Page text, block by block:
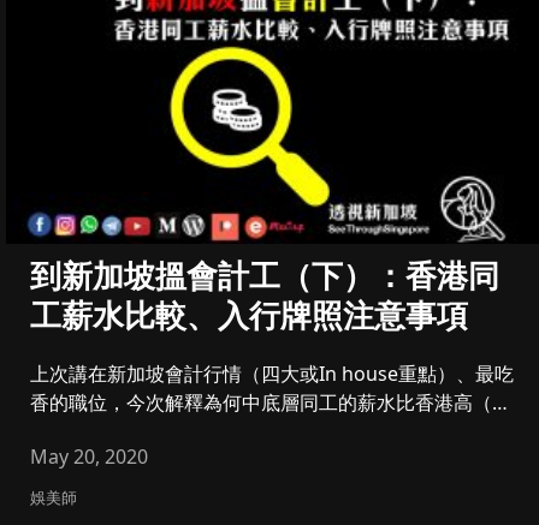
到新加坡搵會計工（下）：香港同
工薪水比較、入行牌照注意事項
上次講在新加坡會計行情（四大或In house重點）、最吃
香的職位，今次解釋為何中底層同工的薪水比香港高（但
May 20, 2020
娛美師